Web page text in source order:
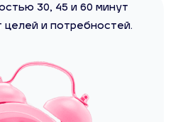
30, 45 и 60 минут
целей и потребностей.